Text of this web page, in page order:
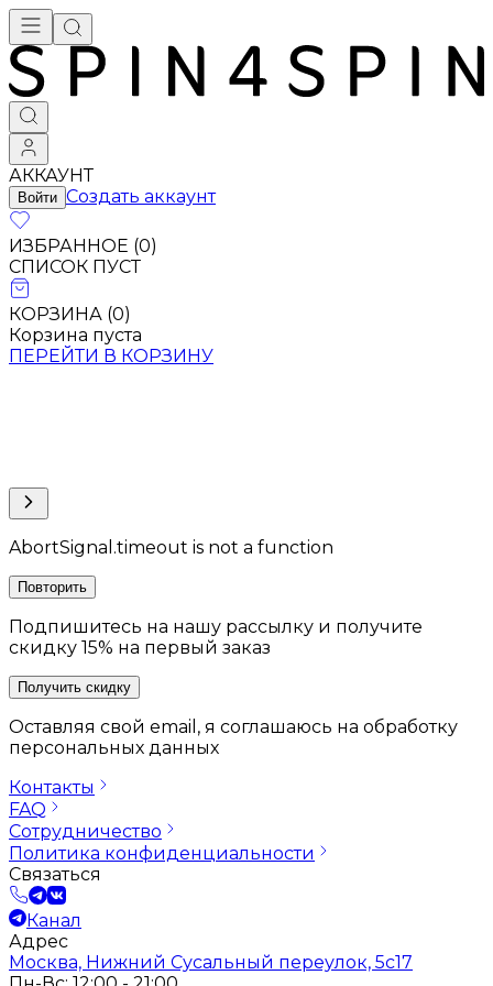
АККАУНТ
Войти Создать аккаунт
ИЗБРАННОЕ (0)
СПИСОК ПУСТ
КОРЗИНА (0)
Корзина пуста
ПЕРЕЙТИ В КОРЗИНУ
AbortSignal.timeout is not a function
Повторить
Подпишитесь на нашу рассылку и получите
скидку 15% на первый заказ
Получить скидку
Оставляя свой email, я соглашаюсь на обработку
персональных данных
Контакты
FAQ
Сотрудничество
Политика конфиденциальности
Связаться
Канал
Адрес
Москва, Нижний Сусальный переулок, 5с17